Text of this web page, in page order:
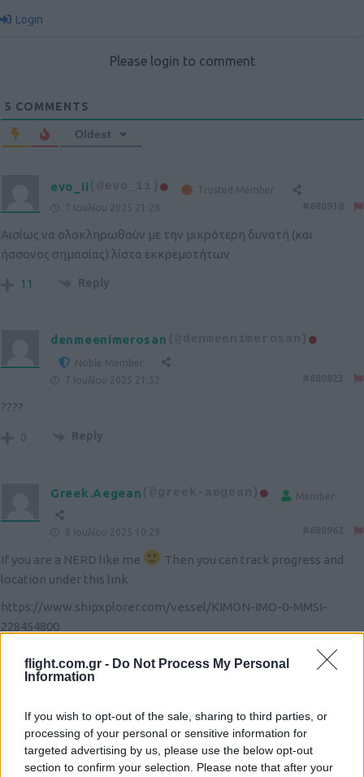
flight.com.gr - Do Not Process My Personal
Information
If you wish to opt-out of the sale, sharing to third parties, or
processing of your personal or sensitive information for
targeted advertising by us, please use the below opt-out
section to confirm your selection. Please note that after your
Login
Please login to comment
5 COMMENTS
Oldest
evo_ii
Trusted Member
7 Ιουλίου 2025 21:28
Αισίως να ολοκληρωθούν με την μικρότερη δυνατή (και
ήσσονος σημασίας) λίστα εκκρεμοτήτων
11 Reply
denmeenimerosan (@denmeenimerosan)
Noble Member
7 Ιουλίου 2025 21:52
????
0 Reply
Greek.Aegean Member
8 Ιουλίου 2025 10:29
If you are a NERD like me
Then you can track progress and
location under this link
https://www.shipxplorer.com/vessel/KIMON-IMO-0-MMSI-
228454800
6
THAN(@than)
Active Member
8 Ιουλίου 2025 14:38
#680986
Αντε με το καλό να μας ερθει..